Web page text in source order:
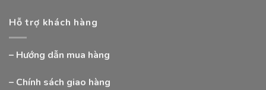
Hỗ trợ khách hàng
– Hướng dẫn mua hàng
– Chính sách giao hàng